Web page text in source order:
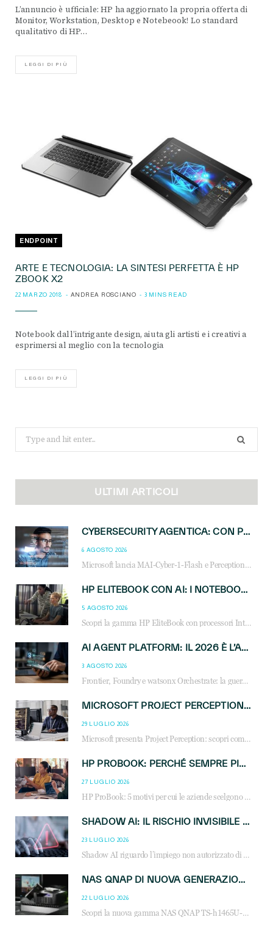
L’annuncio è ufficiale: HP ha aggiornato la propria offerta di
Monitor, Workstation, Desktop e Notebeook! Lo standard
qualitativo di HP…
LEGGI DI PIÙ
ENDPOINT
ARTE E TECNOLOGIA: LA SINTESI PERFETTA È HP
ZBOOK X2
22 MARZO 2018 ANDREA ROSCIANO 3 MINS READ
Notebook dall’intrigante design, aiuta gli artisti e i creativi a
esprimersi al meglio con la tecnologia
LEGGI DI PIÙ
Search
for:
ULTIMI ARTICOLI
CYBERSECURITY AGENTICA: CON PERCEPTION E MAI-CYBER-1-FLASH MICROSOFT APRE NUOVI SERVIZI PER IL CANALE
6 AGOSTO 2026
Microsoft lancia MAI-Cyber-1-Flash e Perception: cybersecurity agentica in preview dal 3 novembre. Cosa cambia per MSP, system integrator e reseller.
HP ELITEBOOK CON AI: I NOTEBOOK BUSINESS INTELLIGENTI CHE TRASFORMANO PRODUTTIVITÀ, SICUREZZA E LAVORO IBRIDO
5 AGOSTO 2026
Scopri la gamma HP EliteBook con processori Intel® Core™ Ultra e AMD Ryzen™ AI. Notebook business progettati per aumentare la produttività, migliorare la collaborazione e garantire sicurezza avanzata in ufficio e in mobilità.
AI AGENT PLATFORM: IL 2026 È L’ANNO DEL «SISTEMA OPERATIVO» PER GLI AGENTI AZIENDALI
3 AGOSTO 2026
Frontier, Foundry e watsonx Orchestrate: la guerra delle piattaforme AI agent ridisegna il mercato IT. Cosa cambia per reseller, MSP e system integrator.
MICROSOFT PROJECT PERCEPTION: COME GLI AGENTI AI CAMBIERANNO SOC, CYBERSECURITY E SERVIZI MSP
29 LUGLIO 2026
Microsoft presenta Project Perception: scopri come gli agenti AI possono trasformare cybersecurity, SOC e servizi gestiti degli MSP.
HP PROBOOK: PERCHÉ SEMPRE PIÙ AZIENDE SCELGONO NOTEBOOK PROGETTATI PER IL LAVORO MODERNO
27 LUGLIO 2026
HP ProBook: 5 motivi per cui le aziende scelgono i notebook business HP per migliorare produttività, sicurezza e gestione dell’AI.
SHADOW AI: IL RISCHIO INVISIBILE CHE LE AZIENDE POSSONO GOVERNARE
23 LUGLIO 2026
Shadow AI riguardo l’impiego non autorizzato di sistemi AI all’interno dell’azienda. E’ una pratica che si diffonde a partire dai dipendenti fino ai dirigenti e mette a repentaglio la cybersecurity, con costi più elevati per le organizzazioni. Due recenti report illustrano il fenomeno e forniscono dati in merito
NAS QNAP DI NUOVA GENERAZIONE: PIÙ PRESTAZIONI, SCALABILITÀ E PROTEZIONE DEI DATI PER LE INFRASTRUTTURE IT MODERNE
22 LUGLIO 2026
Scopri la nuova gamma NAS QNAP TS-h1465U-RP, TS-h1065eU e TS-h665U: storage aziendale con ZFS, DDR5, E1.S NVMe e connettività 2.5GbE per backup, virtualizzazione e cybersecurity.